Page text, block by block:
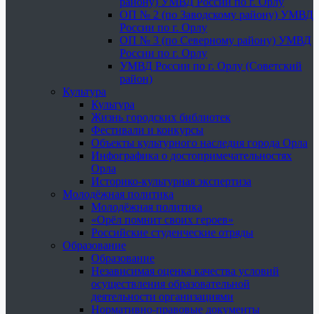
ОП № 2 (по Заводскому району) УМВД
России по г. Орлу
ОП № 3 (по Северному району) УМВД
России по г. Орлу
УМВД России по г. Орлу (Советский
район)
Культура
Культура
Жизнь городских библиотек
Фестивали и конкурсы
Объекты культурного наследия города Орла
Инфографика о достопримечательностях
Орла
Историко-культурная экспертиза
Молодёжная политика
Молодёжная политика
«Орёл помнит своих героев»
Российские студенческие отряды
Образование
Образование
Независимая оценка качества условий
осуществления образовательной
деятельности организациями
Нормативно-правовые документы